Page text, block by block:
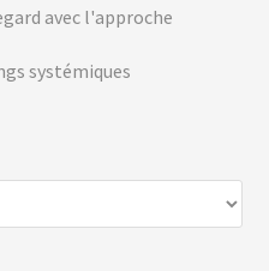
avec l'approche
systémiques